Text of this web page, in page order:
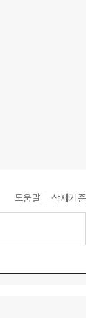
도움말 삭제기준